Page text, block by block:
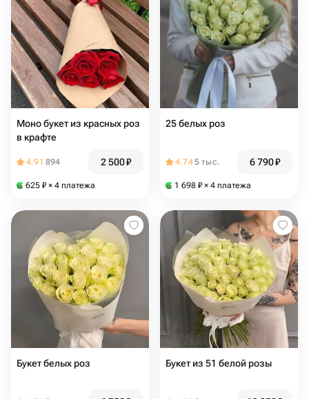
Моно букет из красных роз
в крафте
4.91 894 2 500₽
625 ₽ × 4 платежа
25 белых роз
4.745 тыс. 6 790₽
1 698 ₽ × 4 платежа
Букет белых роз Букет из 51 белой розы